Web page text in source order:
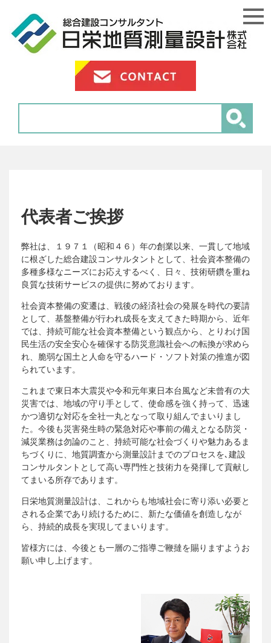
代表者ご挨拶
弊社は、１９７１（昭和４６）年の創業以来、一貫して地域
に根ざした総合建設コンサルタントとして、社会資本整備の
多種多様なニーズにお応えするべく、日々、技術研鑽を重ね
良質な技術サービスの提供に努めております。
社会資本整備の変遷は、戦後の経済社会の発展を時代の要請
として、基盤整備が行われ成長を支えてきた時期から、近年
では、持続可能な社会資本整備という観点から、とりわけ国
民生活の安全安心を確保する防災意識社会への転換が求めら
れ、脆弱な国土と人命を守るハード・ソフト対策の推進が図
られています。
これまで東日本大震災や令和元年東日本台風など未曾有の大
災害では、地域の守り手として、使命感を強く持って、迅速
かつ適切な対応を全社一丸となって取り組んでまいりまし
た。今後も災害発生時の緊急対応や事前の備えとなる防災・
減災業務は勿論のこと、持続可能な社会づくりや魅力あるま
ちづくりに、地質調査から測量設計までのプロセスを､建設
コンサルタントとして高い専門性と技術力を発揮して貢献し
てまいる所存であります。
日栄地質測量設計は、これからも地域社会に寄り添い必要と
される企業であり続けるために、新たな価値を創造しなが
ら、持続的成長を実現してまいります。
皆様方には、今後とも一層のご指導ご鞭撻を賜りますようお
願い申し上げます。